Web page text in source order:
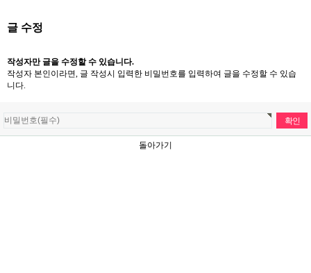
글 수정
작성자만 글을 수정할 수 있습니다.
작성자 본인이라면, 글 작성시 입력한 비밀번호를 입력하여 글을 수정할 수 있습
니다.
돌아가기